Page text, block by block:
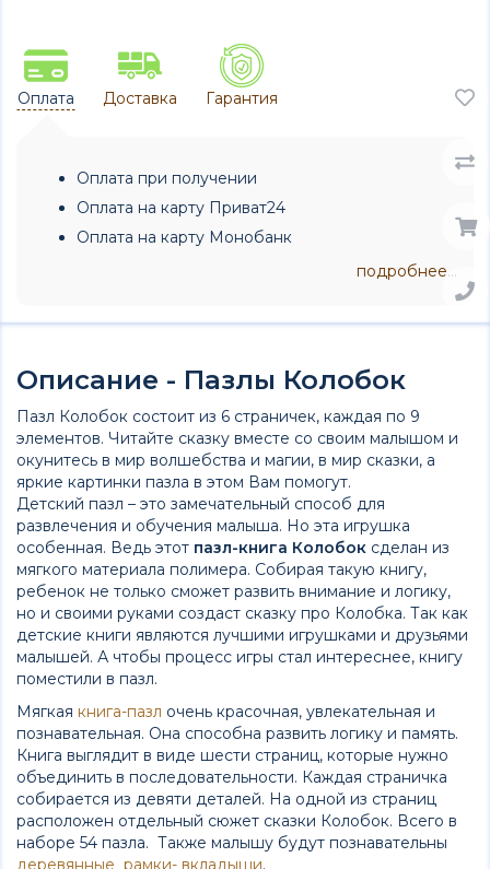
Оплата Доставка Гарантия
Оплата при получении
Оплата на карту Приват24
Оплата на карту Монобанк
подробнее...
Описание - Пазлы Колобок
Пазл Колобок состоит из 6 страничек, каждая по 9
элементов. Читайте сказку вместе со своим малышом и
окунитесь в мир волшебства и магии, в мир сказки, а
яркие картинки пазла в этом Вам помогут.
Детский пазл – это замечательный способ для
развлечения и обучения малыша. Но эта игрушка
особенная. Ведь этот пазл-книга Колобок сделан из
мягкого материала полимера. Собирая такую книгу,
ребенок не только сможет развить внимание и логику,
но и своими руками создаст сказку про Колобка. Так как
детские книги являются лучшими игрушками и друзьями
малышей. А чтобы процесс игры стал интереснее, книгу
поместили в пазл.
Мягкая книга-пазл очень красочная, увлекательная и
познавательная. Она способна развить логику и память.
Книга выглядит в виде шести страниц, которые нужно
объединить в последовательности. Каждая страничка
собирается из девяти деталей. На одной из страниц
расположен отдельный сюжет сказки Колобок. Всего в
наборе 54 пазла. Также малышу будут познавательны
деревянные рамки- вкладыши.